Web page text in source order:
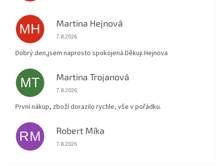
MH Martina Hejnová
Hodnocení obchodu je 5 z 5 hvězdiček.
7.8.2026
Dobrý den,jsem naprosto spokojená.Děkuji.Hejnova
MT Martina Trojanová
Hodnocení obchodu je 5 z 5 hvězdiček.
7.8.2026
První nákup, zboží dorazilo rychle, vše v pořádku.
RM Robert Míka
Hodnocení obchodu je 5 z 5 hvězdiček.
7.8.2026